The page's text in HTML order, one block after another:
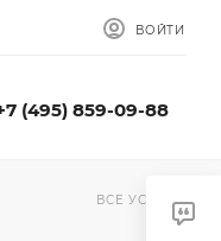
ВОЙТИ
(495) 859-09-88
ВСЕ УСЛУГИ